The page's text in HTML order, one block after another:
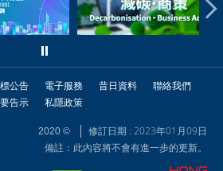
公告 電子服務 昔日資料
聯絡我們
告示 私隱政策
2020 ©
修訂日期 : 2023年01月09日
備註：此內容將不會有進一步的更新。